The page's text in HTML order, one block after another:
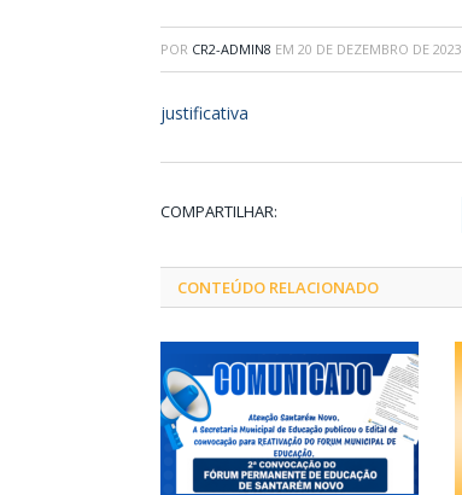
POR CR2-ADMIN8 EM 20 DE DEZEMBRO DE 2023
justificativa
COMPARTILHAR:
CONTEÚDO RELACIONADO